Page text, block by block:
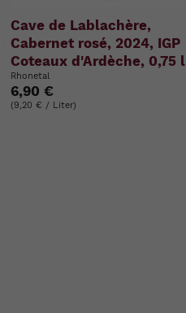
Cave de Lablachère,
Cabernet rosé, 2024, IGP
Coteaux d'Ardèche, 0,75 l
Rhonetal
6,90 €
(9,20 € / Liter)